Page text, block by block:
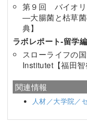
第９回 バイオリ
—大腸菌と枯草
典】
ラボレポート-留学
スローライフの
Institutet【福田智
関連情報
人材／大学院／